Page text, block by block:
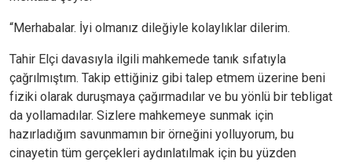
“Merhabalar. İyi olmanız dileğiyle kolaylıklar dilerim.
Tahir Elçi davasıyla ilgili mahkemede tanık sıfatıyla
çağrılmıştım. Takip ettiğiniz gibi talep etmem üzerine beni
fiziki olarak duruşmaya çağırmadılar ve bu yönlü bir tebligat
da yollamadılar. Sizlere mahkemeye sunmak için
hazırladığım savunmamın bir örneğini yolluyorum, bu
cinayetin tüm gerçekleri aydınlatılmak için bu yüzden